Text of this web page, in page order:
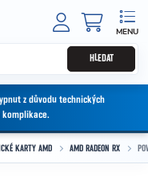
HLEDAT
z důvodu technických
komplikace.
KARTY AMD AMD RADEON RX